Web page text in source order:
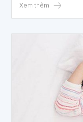
Xem thêm